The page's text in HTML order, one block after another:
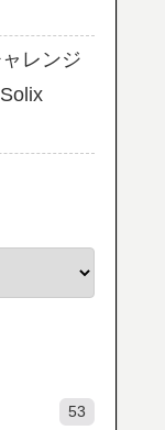
レンジ
53